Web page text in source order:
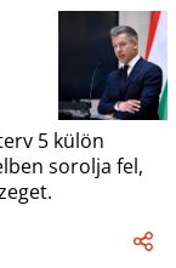
5 külön
sorolja fel,